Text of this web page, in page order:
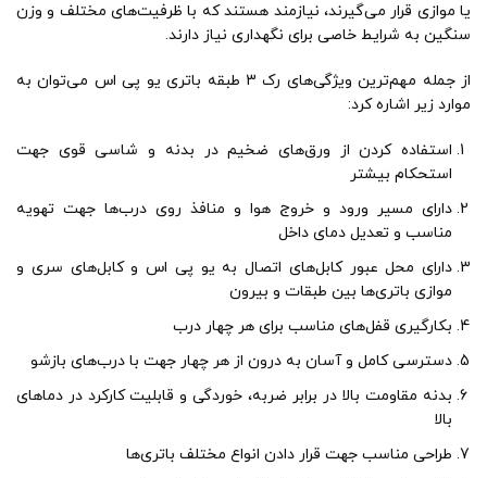
یا موازی قرار می‌گیرند، نیازمند هستند که با ظرفیت‌های مختلف و وزن
سنگین به شرایط خاصی برای نگهداری نیاز دارند.
از جمله مهم‌ترین ویژگی‌های رک 3 طبقه باتری یو پی اس می‌توان به
موارد زیر اشاره کرد:
استفاده کردن از ورق‌های ضخیم در بدنه و شاسی قوی جهت
استحکام بیشتر
دارای مسیر ورود و خروج هوا و منافذ روی درب‌ها جهت تهویه
مناسب و تعدیل دمای داخل
دارای محل عبور کابل‌های اتصال به یو پی اس و کابل‌های سری و
موازی باتری‌ها بین طبقات و بیرون
بکارگیری قفل‌های مناسب برای هر چهار درب
دسترسی کامل و آسان به درون از هر چهار جهت با درب‌های بازشو
بدنه مقاومت بالا در برابر ضربه، خوردگی و قابلیت کارکرد در دماهای
بالا
طراحی مناسب جهت قرار دادن انواع مختلف باتری‌ها